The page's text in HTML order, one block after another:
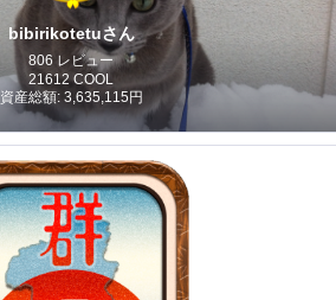
bibirikotetuさん
806 レビュー
21612 COOL
資産総額: 3,635,115円